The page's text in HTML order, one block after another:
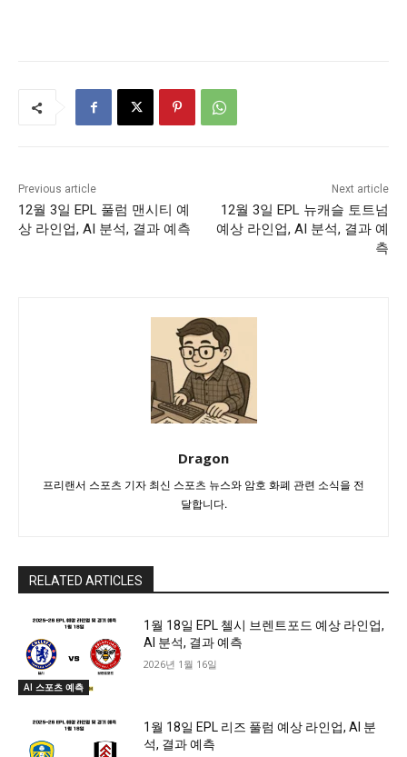
Previous article
12월 3일 EPL 풀럼 맨시티 예
상 라인업, AI 분석, 결과 예측
Next article
12월 3일 EPL 뉴캐슬 토트넘
예상 라인업, AI 분석, 결과 예
측
Dragon
프리랜서 스포츠 기자 최신 스포츠 뉴스와 암호 화폐 관련 소식을 전
달합니다.
RELATED ARTICLES
AI 스포츠 예측
1월 18일 EPL 첼시 브렌트포드 예상 라인업,
AI 분석, 결과 예측
2026년 1월 16일
1월 18일 EPL 리즈 풀럼 예상 라인업, AI 분
석, 결과 예측